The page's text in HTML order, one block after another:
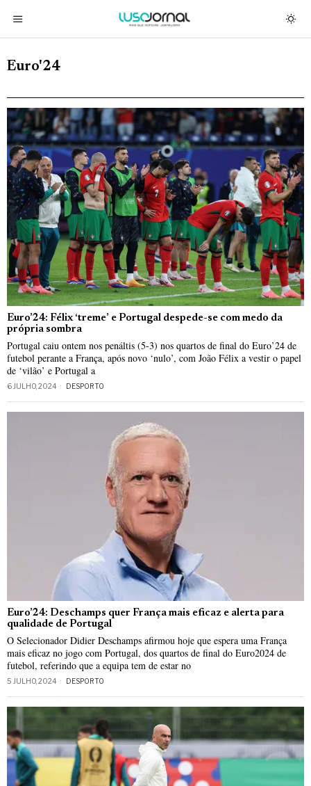
Euro'24
Euro’24: Félix ‘treme’ e Portugal despede-se com medo da
própria sombra
Portugal caiu ontem nos penáltis (5-3) nos quartos de final do Euro’24 de
futebol perante a França, após novo ‘nulo’, com João Félix a vestir o papel
de ‘vilão’ e Portugal a
6 JULHO, 2024 DESPORTO
Euro’24: Deschamps quer França mais eficaz e alerta para
qualidade de Portugal
O Selecionador Didier Deschamps afirmou hoje que espera uma França
mais eficaz no jogo com Portugal, dos quartos de final do Euro2024 de
futebol, referindo que a equipa tem de estar no
5 JULHO, 2024 DESPORTO